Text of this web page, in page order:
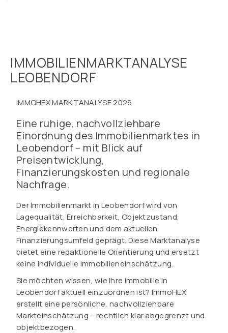
IMMOBILIENMARKTANALYSE
LEOBENDORF
IMMOHEX MARKTANALYSE 2026
Eine ruhige, nachvollziehbare
Einordnung des Immobilienmarktes in
Leobendorf – mit Blick auf
Preisentwicklung,
Finanzierungskosten und regionale
Nachfrage.
Der Immobilienmarkt in Leobendorf wird von
Lagequalität, Erreichbarkeit, Objektzustand,
Energiekennwerten und dem aktuellen
Finanzierungsumfeld geprägt. Diese Marktanalyse
bietet eine redaktionelle Orientierung und ersetzt
keine individuelle Immobilieneinschätzung.
Sie möchten wissen, wie Ihre Immobilie in
Leobendorf aktuell einzuordnen ist? ImmoHEX
erstellt eine persönliche, nachvollziehbare
Markteinschätzung – rechtlich klar abgegrenzt und
objektbezogen.